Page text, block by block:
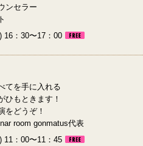
ンセラー
16：30〜17：00
てを手に入れる
ひもときます！
をどうぞ！
room gonmatus代表
11：00〜11：45